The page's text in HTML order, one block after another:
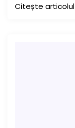
Citește articolul